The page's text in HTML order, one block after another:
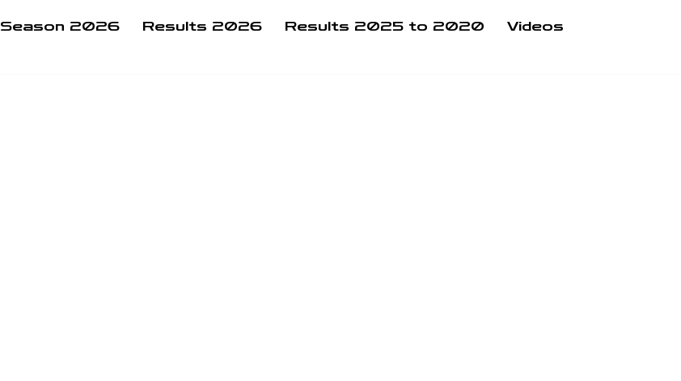
Season 2026 Results 2026 Results 2025 to 2020
Videos